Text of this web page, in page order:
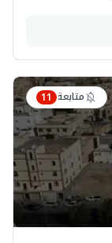
متابعة 11